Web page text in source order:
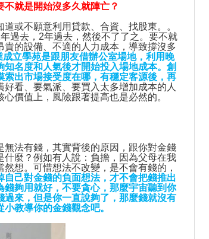
就是開始沒多久就陣亡？
或不願意利用貸款、合資、找股東。。
年過去， 2年過去，然後不了了之。要不就
的設備、不適的人力成本，導致撐沒多
立學苑是跟朋友借辦公室場地，利用晚
知名度和人氣後才開始投入場地成本。創
出市場接受度在哪，有穩定客源後，再
看、要氣派、要買入太多增加成本的人
價值上，風險跟著提高也是必然的。
法有錢，其實背後的原因，跟你對金錢
麼？例如有人說：負擔，因為父母在我
想。可惜想法不改變，是不會有錢的，
自己對金錢的負面想法，才不會把錢推出
夠用就好，不要貪心，那麼宇宙聽到你
來，但是你一直說夠了，那麼錢就沒有
教導你的金錢觀念吧。